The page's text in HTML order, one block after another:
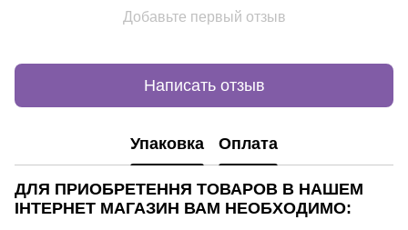
Добавьте первый отзыв
Написать отзыв
Упаковка Оплата
ДЛЯ ПРИОБРЕТЕННЯ ТОВАРОВ В НАШЕМ
ІНТЕРНЕТ МАГАЗИН ВАМ НЕОБХОДИМО: